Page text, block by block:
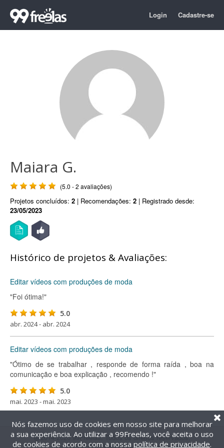
Login Cadastre-se
Maiara G.
(5.0 - 2 avaliações)
Projetos concluídos: 2 | Recomendações: 2 | Registrado desde:
23/05/2023
Histórico de projetos & Avaliações:
Editar vídeos com produções de moda
"Foi ótima!"
5.0
abr. 2024 - abr. 2024
Editar vídeos com produções de moda
"Ótimo de se trabalhar , responde de forma raída , boa na
comunicação e boa explicação , recomendo !"
5.0
mai. 2023 - mai. 2023
@2014-2026 99Freelas. Todos os direitos reservados.
Nós fazemos uso de cookies em nosso site para melhorar
a sua experiência. Ao utilizar a 99Freelas, você aceita o uso
de cookies de acordo com a nossa política de privacidade.